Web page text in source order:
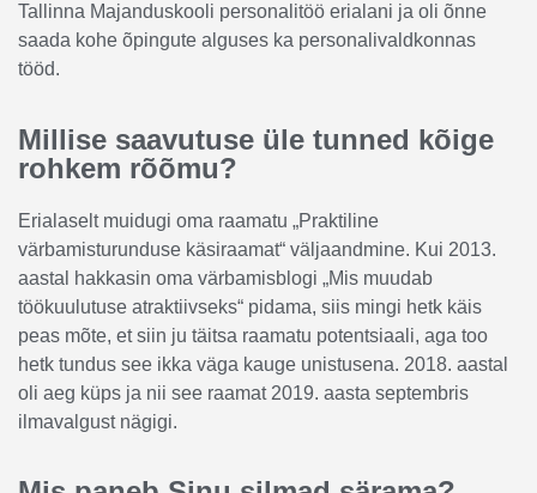
Tallinna Majanduskooli personalitöö erialani ja oli õnne
saada kohe õpingute alguses ka personalivaldkonnas
tööd.
Millise saavutuse üle tunned kõige
rohkem rõõmu?
Erialaselt muidugi oma raamatu „Praktiline
värbamisturunduse käsiraamat“ väljaandmine. Kui 2013.
aastal hakkasin oma värbamisblogi „Mis muudab
töökuulutuse atraktiivseks“ pidama, siis mingi hetk käis
peas mõte, et siin ju täitsa raamatu potentsiaali, aga too
hetk tundus see ikka väga kauge unistusena. 2018. aastal
oli aeg küps ja nii see raamat 2019. aasta septembris
ilmavalgust nägigi.